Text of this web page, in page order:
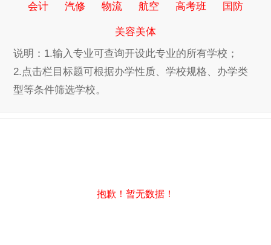
会计 汽修 物流 航空 高考班 国防
美容美体
说明：1.输入专业可查询开设此专业的所有学校；
2.点击栏目标题可根据办学性质、学校规格、办学类
型等条件筛选学校。
抱歉！暂无数据！